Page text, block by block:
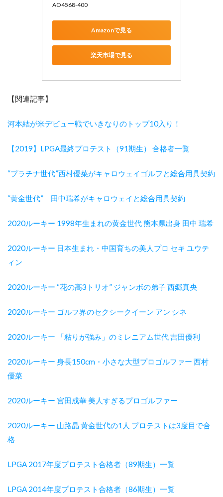
AO4568-400
Amazonで見る
楽天市場で見る
【関連記事】
河本結が米デビュー戦でいきなりのトップ10入り！
【2019】LPGA最終プロテスト（91期生） 合格者一覧
“プラチナ世代”西村優菜がキャロウェイゴルフと総合用具契約
“黄金世代” 田中瑞希がキャロウェイと総合用具契約
2020ルーキー 1998年生まれの黄金世代 熊本県出身 田中 瑞希
2020ルーキー 日本生まれ・中国育ちの美人プロ セキ ユウテ
ィン
2020ルーキー “花の高3トリオ” ジャンボの弟子 西郷真央
2020ルーキー ゴルフ界のセクシークイーン アン シネ
2020ルーキー 「粘りが強み」のミレニアム世代 吉田優利
2020ルーキー 身長150cm・小さな大型プロゴルファー 西村
優菜
2020ルーキー 宮田成華 美人すぎるプロゴルファー
2020ルーキー 山路晶 黄金世代の1人 プロテストは3度目で合
格
LPGA 2017年度プロテスト合格者（89期生）一覧
LPGA 2014年度プロテスト合格者（86期生）一覧